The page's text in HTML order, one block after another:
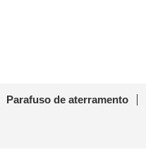
Parafuso de aterramento